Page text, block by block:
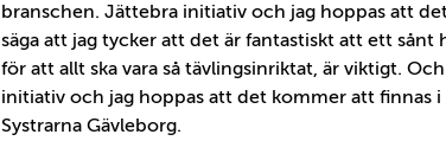
branschen. Jättebra initiativ och jag hoppas att
säga att jag tycker att det är fantastiskt att ett
för att allt ska vara så tävlingsinriktat, är viktigt.
initiativ och jag hoppas att det kommer att finnas i
Systrarna Gävleborg.